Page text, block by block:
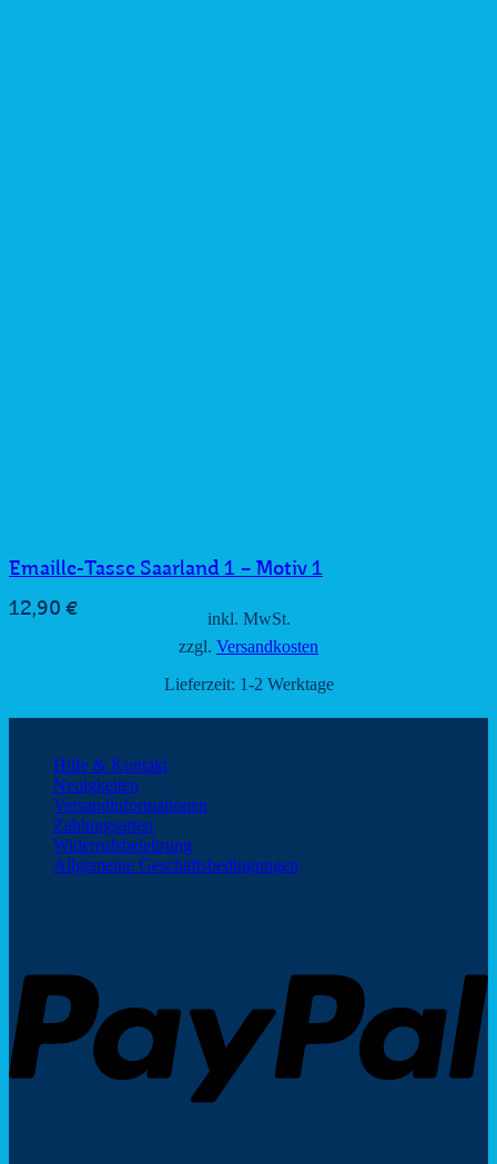
Emaille-Tasse Saarland 1 – Motiv 1
12,90 €
inkl. MwSt.
zzgl. Versandkosten
Lieferzeit: 1-2 Werktage
Hilfe & Kontakt
Neuigkeiten
Versandinformationen
Zahlungsarten
Widerrufsbelehrung
Allgemeine Geschäftsbedingungen